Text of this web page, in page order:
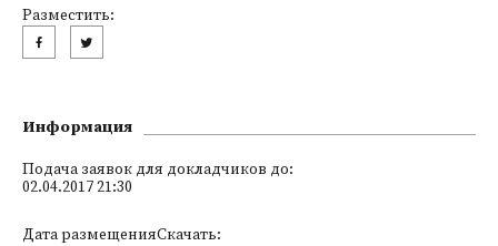
Разместить:
Информация
Подача заявок для докладчиков до:
02.04.2017 21:30
Дата размещенияСкачать: